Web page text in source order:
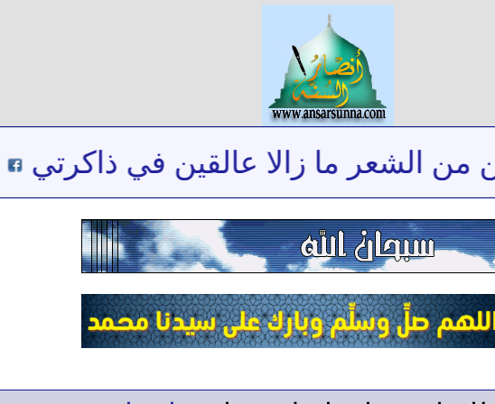
الشعر ما زالا عالقين في ذاكرتي ***